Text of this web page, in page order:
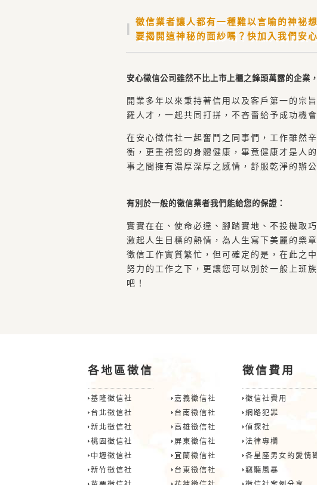
徵信業者讓人都有一種難以言喻的神祕
要揭開這神秘的面紗嗎？快加入我們安
安心徵信公司雖然不比上市上櫃之鋒頭萬露的企業
開業多年以來秉持著信用以及客戶第一的宗
羅人才，一起共同打拼，不吝嗇給予成功機
在安心徵信社一起奮鬥之同事們，工作雖然
衡，更重視您的身體健康，畢竟健康才是人
事之間擁有濃厚深厚之感情，舒服乾淨的辦
有別於一般的徵信業者我們能給您的保證：
實實在在、使命必達、腳踏實地、不投機取巧
激起人生目標的熱情，為人生寫下美麗的樂章
徵信工作實質繁忙，但可確定的是，在此之
努力的工作之下，更讓您可以別於一般上班
吧！
各地區徵信
基隆徵信社
台北徵信社
新北徵信社
桃園徵信社
中壢徵信社
新竹徵信社
嘉義徵信社
台南徵信社
高雄徵信社
屏東徵信社
宜蘭徵信社
台東徵信社
徵信費用
徵信社費用
網路犯罪
偵探社
法律專欄
各星座男女的愛情
竊聽風暴